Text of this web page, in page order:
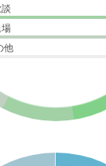
場
他